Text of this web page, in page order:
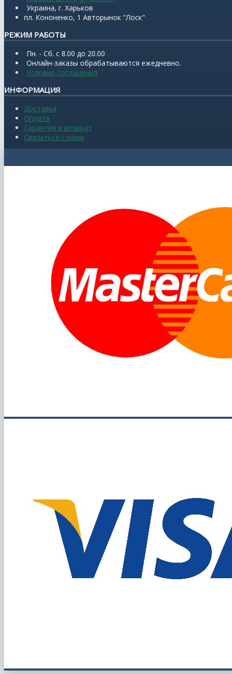
Украина, г. Харьков
пл. Кононенко, 1 Авторынок "Лоск"
РЕЖИМ РАБОТЫ
Пн. - Сб. с 8.00 до 20.00
Онлайн-заказы обрабатываются ежедневно.
Условия соглашения
ИНФОРМАЦИЯ
Доставка
Оплата
Гарантия и возврат
Связаться с нами